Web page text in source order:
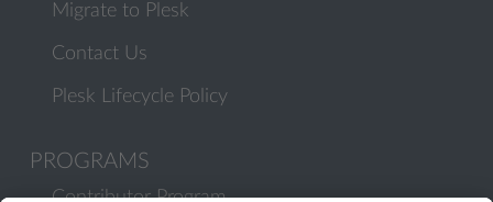
Migrate to Plesk
Contact Us
Plesk Lifecycle Policy
PROGRAMS
Contributor Program